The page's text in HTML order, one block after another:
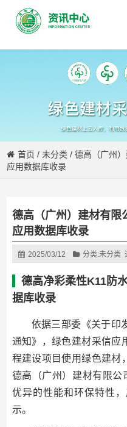
首页 /未分类 /德高（广州
应用数据库收录
德高（广州）建材有限
应用数据库收录
2025/03/12 分类:未分类
德高净彩柔性K11防
据库收录
依据三部委《关于印
通知》，绿色建材采信应
程建设项目使用绿色建材
德高（广州）建材有限公
优异的性能和环保特性
示。